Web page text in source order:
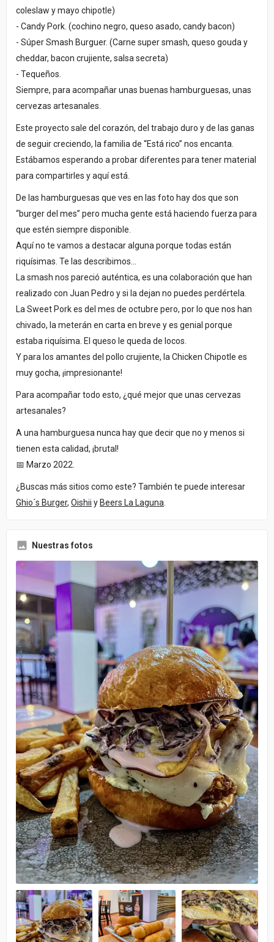
coleslaw y mayo chipotle)
- Candy Pork. (cochino negro, queso asado, candy bacon)
- Súper Smash Burguer. (Carne super smash, queso gouda y
cheddar, bacon crujiente, salsa secreta)
- Tequeños.
Siempre, para acompañar unas buenas hamburguesas, unas
cervezas artesanales.
Este proyecto sale del corazón, del trabajo duro y de las ganas
de seguir creciendo, la familia de “Está rico” nos encanta.
Estábamos esperando a probar diferentes para tener material
para compartirles y aquí está.
De las hamburguesas que ves en las foto hay dos que son
“burger del mes” pero mucha gente está haciendo fuerza para
que estén siempre disponible.
Aquí no te vamos a destacar alguna porque todas están
riquísimas. Te las describimos…
La smash nos pareció auténtica, es una colaboración que han
realizado con Juan Pedro y si la dejan no puedes perdértela.
La Sweet Pork es del mes de octubre pero, por lo que nos han
chivado, la meterán en carta en breve y es genial porque
estaba riquísima. El queso le queda de locos.
Y para los amantes del pollo crujiente, la Chicken Chipotle es
muy gocha, ¡impresionante!
Para acompañar todo esto, ¿qué mejor que unas cervezas
artesanales?
A una hamburguesa nunca hay que decir que no y menos si
tienen esta calidad, ¡brutal!
📅 Marzo 2022.
¿Buscas más sitios como este? También te puede interesar
Ghio´s Burger, Oishii y Beers La Laguna
Nuestras fotos